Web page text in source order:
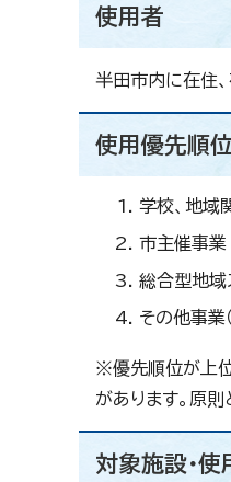
使用者
半田市内に在住
使用優先順位
学校、地域
市主催事業
総合型地域
その他事業
※優先順位が上位
があります。原
対象施設・